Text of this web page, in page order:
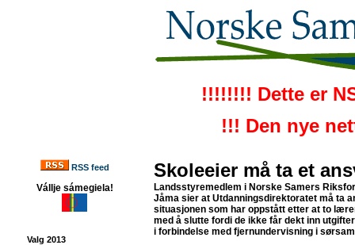
!!!!!!!! Dette er
!!! Den nye
RSS feed
Vállje sámegiela!
Valg 2013
Skoleeier må ta et
Landsstyremedlem i Norske Samers
Jåma sier at Utdanningsdirektoratet må ta
situasjonen som har oppstått etter at to
med å slutte fordi de ikke får dekt inn
i forbindelse med fjernundervisning i